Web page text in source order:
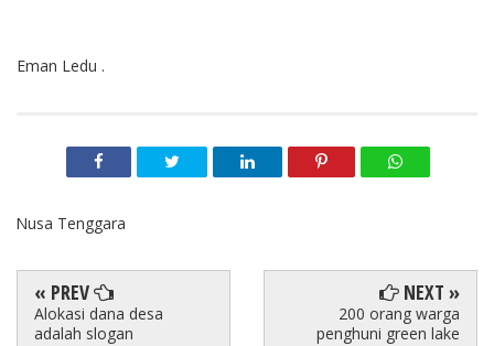
Eman Ledu .
Nusa Tenggara
« PREV
Alokasi dana desa
adalah slogan
NEXT »
200 orang warga
penghuni green lake